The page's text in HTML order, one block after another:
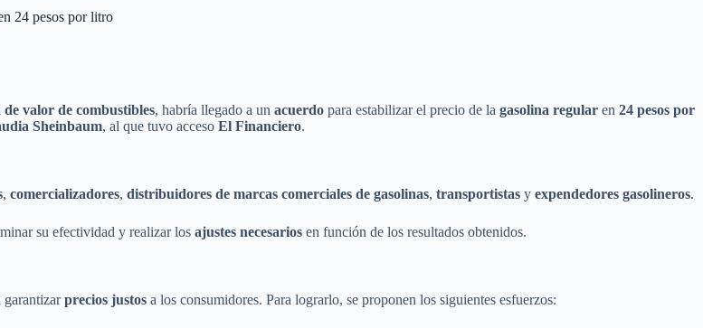
24 pesos por litro
de valor de combustibles, habría llegado a un acuerdo para estabilizar el precio de la gasolina regular en 24 pesos por
Sheinbaum, al que tuvo acceso El Financiero.
, comercializadores, distribuidores de marcas comerciales de gasolinas, transportistas y expendedores gasolineros.
su efectividad y realizar los ajustes necesarios en función de los resultados obtenidos.
garantizarprecios justos a los consumidores. Para lograrlo, se proponen los siguientes esfuerzos: